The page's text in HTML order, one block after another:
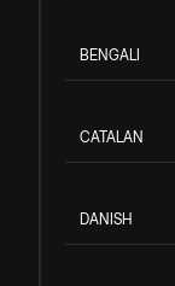
BENGALI
CATALAN
DANISH